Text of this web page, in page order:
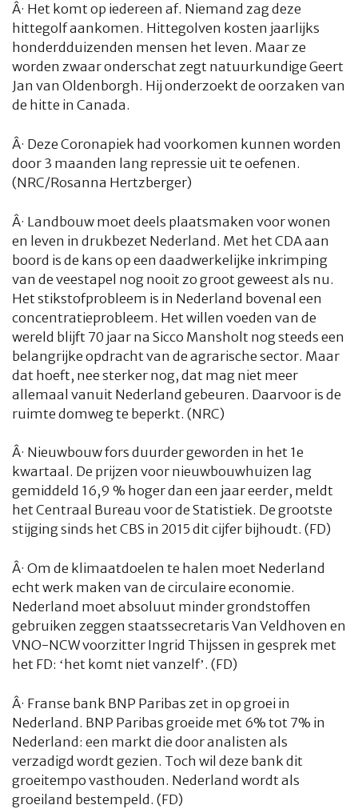
Â· Het komt op iedereen af. Niemand zag deze
hittegolf aankomen. Hittegolven kosten jaarlijks
honderdduizenden mensen het leven. Maar ze
worden zwaar onderschat zegt natuurkundige Geert
Jan van Oldenborgh. Hij onderzoekt de oorzaken van
de hitte in Canada.
Â· Deze Coronapiek had voorkomen kunnen worden
door 3 maanden lang repressie uit te oefenen.
(NRC/Rosanna Hertzberger)
Â· Landbouw moet deels plaatsmaken voor wonen
en leven in drukbezet Nederland. Met het CDA aan
boord is de kans op een daadwerkelijke inkrimping
van de veestapel nog nooit zo groot geweest als nu.
Het stikstofprobleem is in Nederland bovenal een
concentratieprobleem. Het willen voeden van de
wereld blijft 70 jaar na Sicco Mansholt nog steeds een
belangrijke opdracht van de agrarische sector. Maar
dat hoeft, nee sterker nog, dat mag niet meer
allemaal vanuit Nederland gebeuren. Daarvoor is de
ruimte domweg te beperkt. (NRC)
Â· Nieuwbouw fors duurder geworden in het 1e
kwartaal. De prijzen voor nieuwbouwhuizen lag
gemiddeld 16,9 % hoger dan een jaar eerder, meldt
het Centraal Bureau voor de Statistiek. De grootste
stijging sinds het CBS in 2015 dit cijfer bijhoudt. (FD)
Â· Om de klimaatdoelen te halen moet Nederland
echt werk maken van de circulaire economie.
Nederland moet absoluut minder grondstoffen
gebruiken zeggen staatssecretaris Van Veldhoven en
VNO-NCW voorzitter Ingrid Thijssen in gesprek met
het FD: ‘het komt niet vanzelf’. (FD)
Â· Franse bank BNP Paribas zet in op groei in
Nederland. BNP Paribas groeide met 6% tot 7% in
Nederland: een markt die door analisten als
verzadigd wordt gezien. Toch wil deze bank dit
groeitempo vasthouden. Nederland wordt als
groeiland bestempeld. (FD)